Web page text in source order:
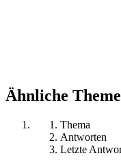
Ähnliche
Thema
Antworten
Letzte